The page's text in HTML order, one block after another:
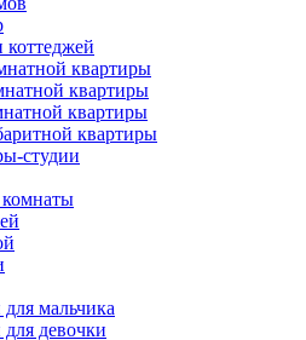
квартиры
квартиры
квартиры
квартиры
студии
мальчика
девочки